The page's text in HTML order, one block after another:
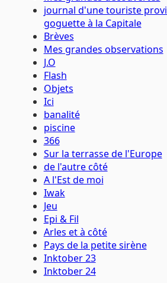
journal d'une touriste
goguette à la Capitale
Brèves
Mes grandes observations
J.O
Flash
Objets
Ici
banalité
piscine
366
Sur la terrasse de l'Europe
de l'autre côté
A l'Est de moi
Iwak
Jeu
Epi & Fil
Arles et à côté
Pays de la petite sirène
Inktober 23
Inktober 24